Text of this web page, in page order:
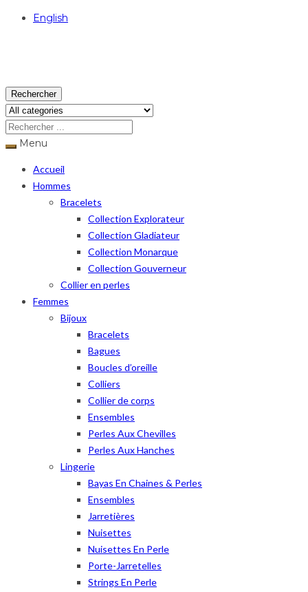
English
Rechercher
Menu
Accueil
Hommes
Bracelets
Collection Explorateur
Collection Gladiateur
Collection Monarque
Collection Gouverneur
Collier en perles
Femmes
Bijoux
Bracelets
Bagues
Boucles d’oreille
Colliers
Collier de corps
Ensembles
Perles Aux Chevilles
Perles Aux Hanches
Lingerie
Bayas En Chaines & Perles
Ensembles
Jarretières
Nuisettes
Nuisettes En Perle
Porte-Jarretelles
Strings En Perle